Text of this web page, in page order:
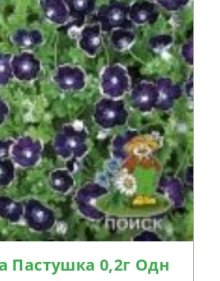
Пастушка 0,2г Одн